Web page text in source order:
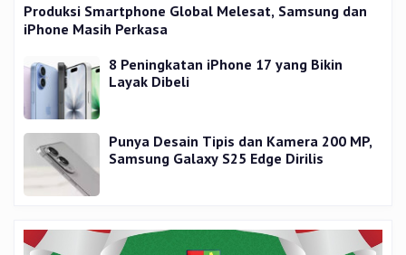
Produksi Smartphone Global Melesat, Samsung dan
iPhone Masih Perkasa
8 Peningkatan iPhone 17 yang Bikin
Layak Dibeli
Punya Desain Tipis dan Kamera 200 MP,
Samsung Galaxy S25 Edge Dirilis